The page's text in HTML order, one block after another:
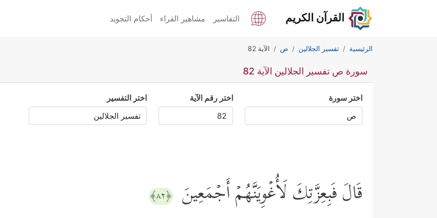
القرآن الكريم التفاسير مشاهير القراء أحكام التجويد
الرئيسية تفسير الجلالين ص الآية 82
سورة ص تفسير الجلالين الآية 82
اختر سورة اختر رقم الآية اختر التفسير
قَالَ فَبِعِزَّتِكَ لَأُغۡوِیَنَّهُمۡ أَجۡمَعِینَ ﴿٨٢﴾